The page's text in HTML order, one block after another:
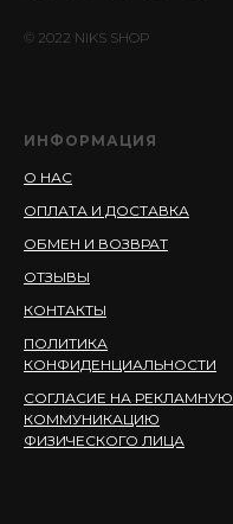
© 2022 NIKS SHOP
ИНФОРМАЦИЯ
О НАС
ОПЛАТА И ДОСТАВКА
ОБМЕН И ВОЗВРАТ
ОТЗЫВЫ
КОНТАКТЫ
ПОЛИТИКА
КОНФИДЕНЦИАЛЬНОСТИ
СОГЛАСИЕ НА РЕКЛАМНУЮ
КОММУНИКАЦИЮ
ФИЗИЧЕСКОГО ЛИЦА